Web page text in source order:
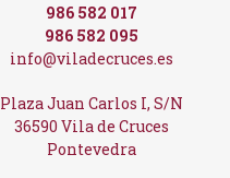
986 582 017
986 582 095
info@viladecruces.es
Plaza Juan Carlos I, S/N
36590 Vila de Cruces
Pontevedra